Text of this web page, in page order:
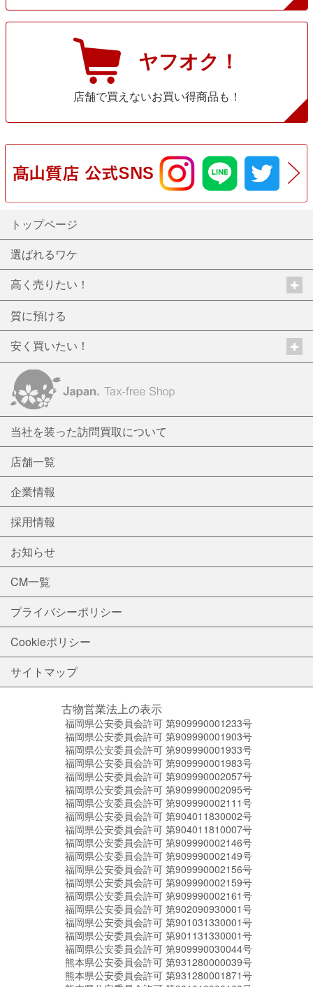
ヤフオク！
店舗で買えないお買い得商品も！
トップページ
選ばれるワケ
高く売りたい！
質に預ける
安く買いたい！
当社を装った訪問買取について
店舗一覧
企業情報
採用情報
お知らせ
CM一覧
プライバシーポリシー
Cookieポリシー
サイトマップ
古物営業法上の表示
福岡県公安委員会許可 第909990001233号
福岡県公安委員会許可 第909990001903号
福岡県公安委員会許可 第909990001933号
福岡県公安委員会許可 第909990001983号
福岡県公安委員会許可 第909990002057号
福岡県公安委員会許可 第909990002095号
福岡県公安委員会許可 第909990002111号
福岡県公安委員会許可 第904011830002号
福岡県公安委員会許可 第904011810007号
福岡県公安委員会許可 第909990002146号
福岡県公安委員会許可 第909990002149号
福岡県公安委員会許可 第909990002156号
福岡県公安委員会許可 第909990002159号
福岡県公安委員会許可 第909990002161号
福岡県公安委員会許可 第902090930001号
福岡県公安委員会許可 第901031330001号
福岡県公安委員会許可 第901131330001号
福岡県公安委員会許可 第909990030044号
熊本県公安委員会許可 第931280000039号
熊本県公安委員会許可 第931280001871号